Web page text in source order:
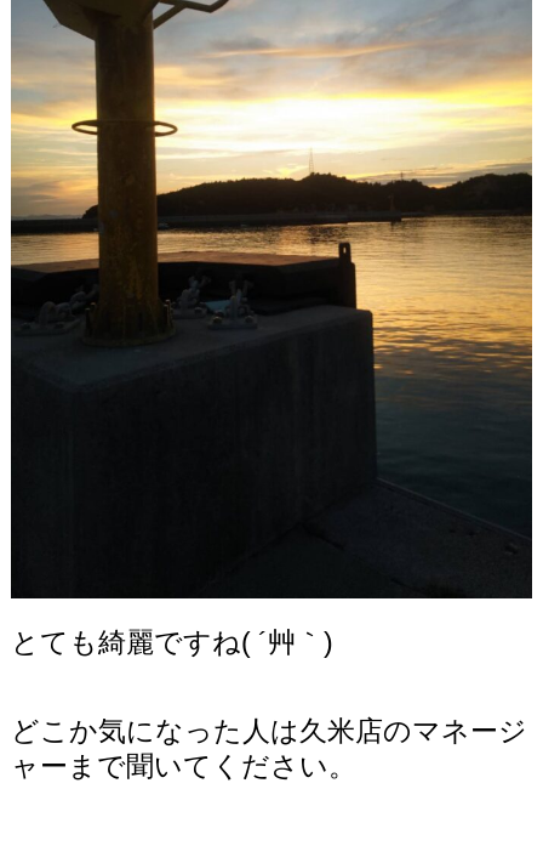
とても綺麗ですね( ´艸｀)
どこか気になった人は久米店のマネージ
ャーまで聞いてください。